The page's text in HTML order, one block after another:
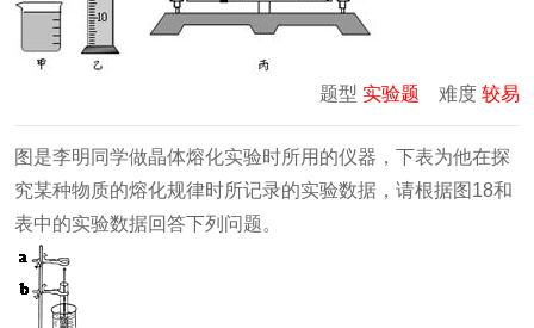
题型 实验题 难度 较易
图是李明同学做晶体熔化实验时所用的仪器，下表为他在探
究某种物质的熔化规律时所记录的实验数据，请根据图18和
表中的实验数据回答下列问题。